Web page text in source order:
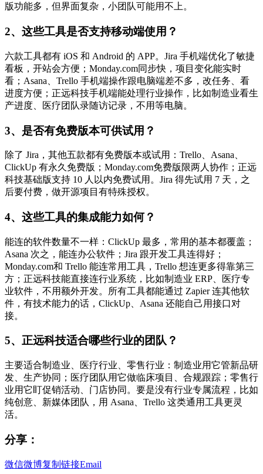
版功能多，但界面复杂，小团队可能用不上。
2、这些工具是否支持移动端使用？
六款工具都有 iOS 和 Android 的 APP。Jira 手机端优化了敏捷
看板，开站会方便；Monday.com同步快，项目变化能实时
看；Asana、Trello 手机端操作跟电脑端差不多，改任务、看
进度方便；正远科技手机端能处理行业操作，比如制造业看生
产进度、医疗团队录随访记录，不用等电脑。
3、是否有免费版本可供试用？
除了 Jira，其他五款都有免费版本或试用：Trello、Asana、
ClickUp 有永久免费版；Monday.com免费版限两人协作；正远
科技基础版支持 10 人以内免费试用。Jira 得先试用 7 天，之
后要付费，做开源项目有特殊授权。
4、这些工具的集成能力如何？
能连的软件数量不一样：ClickUp 最多，常用的基本都覆盖；
Asana 次之，能连办公软件；Jira 跟开发工具连得好；
Monday.com和 Trello 能连常用工具，Trello 想连更多得靠第三
方；正远科技能直接连行业系统，比如制造业 ERP、医疗专
业软件，不用额外开发。所有工具都能通过 Zapier 连其他软
件，有技术能力的话，ClickUp、Asana 还能自己用接口对
接。
5、正远科技适合哪些行业的团队？
主要适合制造业、医疗行业、零售行业：制造业用它管新品研
发、生产协同；医疗团队用它做临床项目、合规跟踪；零售行
业用它盯促销活动、门店协同。要是没有行业专属流程，比如
纯创意、新媒体团队，用 Asana、Trello 这类通用工具更灵
活。
分享：
微信微博复制链接Email